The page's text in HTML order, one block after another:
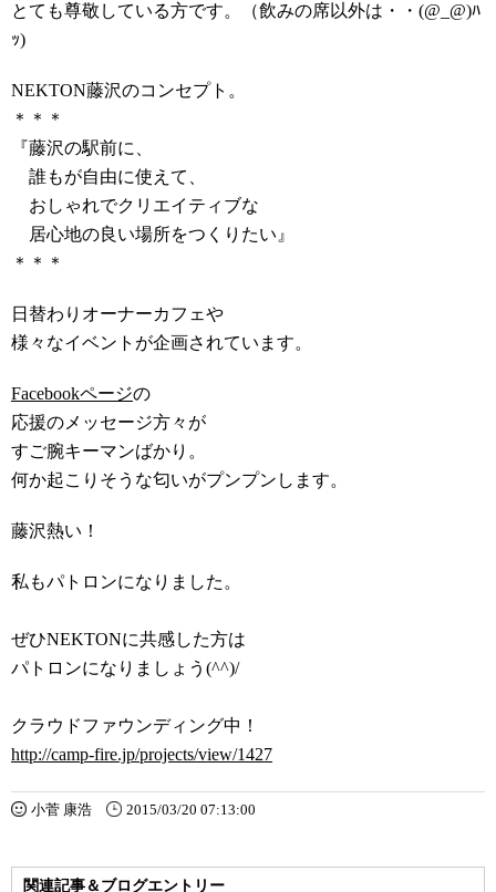
とても尊敬している方です。（飲みの席以外は・・(@_@)ﾊ
ｯ)
NEKTON藤沢のコンセプト。
＊＊＊
『藤沢の駅前に、
誰もが自由に使えて、
おしゃれでクリエイティブな
居心地の良い場所をつくりたい』
＊＊＊
日替わりオーナーカフェや
様々なイベントが企画されています。
Facebookページの
応援のメッセージ方々が
すご腕キーマンばかり。
何か起こりそうな匂いがプンプンします。
藤沢熱い！
私もパトロンになりました。
ぜひNEKTONに共感した方は
パトロンになりましょう(^^)/
クラウドファウンディング中！
http://camp-fire.jp/projects/view/1427
小菅 康浩 2015/03/20 07:13:00
関連記事＆ブログエントリー